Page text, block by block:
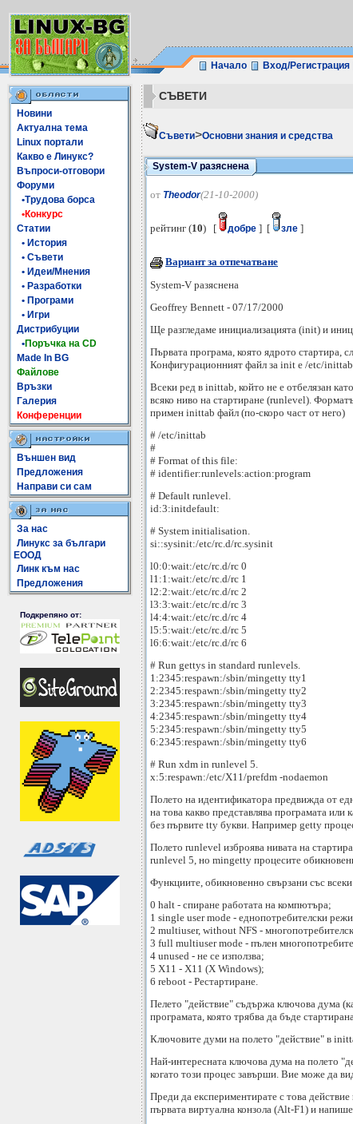
Начало Вход/Регистрация
Новини
Актуална тема
Linux портали
Какво е Линукс?
Въпроси-отговори
Форуми
•Трудова борса
•Конкурс
Статии
• История
• Съвети
• Идеи/Мнения
• Разработки
• Програми
• Игри
Дистрибуции
•Поръчка на CD
Made In BG
Файлове
Връзки
Галерия
Конференции
Външен вид
Предложения
Направи си сам
За нас
Линукс за българи
ЕООД
Линк към нас
Предложения
Подкрепяно от:
СЪВЕТИ
Съвети>Основни знания и средства
System-V разяснена
от Theodor(21-10-2000)
рейтинг (10) [ добре ] [ зле ]
Вариант за отпечатване
System-V разяснена
Geoffrey Bennett - 07/17/2000
Ще разгледаме инициализацията (init) и
Първата програма, която ядрото стартира,
Конфигурационният файл за init е /etc/inittab.
Всеки ред в inittab, който не е отбелязан
всяко ниво на стартиране (runlevel).
примен inittab файл (по-скоро част от него)
# /etc/inittab
#
# Format of this file:
# identifier:runlevels:action:program
# Default runlevel.
id:3:initdefault:
# System initialisation.
si::sysinit:/etc/rc.d/rc.sysinit
l0:0:wait:/etc/rc.d/rc 0
l1:1:wait:/etc/rc.d/rc 1
l2:2:wait:/etc/rc.d/rc 2
l3:3:wait:/etc/rc.d/rc 3
l4:4:wait:/etc/rc.d/rc 4
l5:5:wait:/etc/rc.d/rc 5
l6:6:wait:/etc/rc.d/rc 6
# Run gettys in standard runlevels.
1:2345:respawn:/sbin/mingetty tty1
2:2345:respawn:/sbin/mingetty tty2
3:2345:respawn:/sbin/mingetty tty3
4:2345:respawn:/sbin/mingetty tty4
5:2345:respawn:/sbin/mingetty tty5
6:2345:respawn:/sbin/mingetty tty6
# Run xdm in runlevel 5.
x:5:respawn:/etc/X11/prefdm -nodaemon
Полето на идентификатора предвижда от
на това какво представлява програмата
без първите tty букви. Например getty
Полето runlevel изброява нивата на
runlevel 5, но mingetty процесите
Функциите, обикновенно свързани със
0 halt - спиране работата на компютъра;
1 single user mode - еднопотребителски
2 multiuser, without NFS -
3 full multiuser mode - пълен
4 unused - не се използва;
5 X11 - X11 (X Windows);
6 reboot - Рестартиране.
Пелето "действие" съдържа ключова дума
програмата, която трябва да бъде
Ключовите думи на полето "действие" в
Най-интересната ключова дума на полето
когато този процес завърши. Вие може да
Преди да експериментирате с това
първата виртуална конзола (Alt-F1) и